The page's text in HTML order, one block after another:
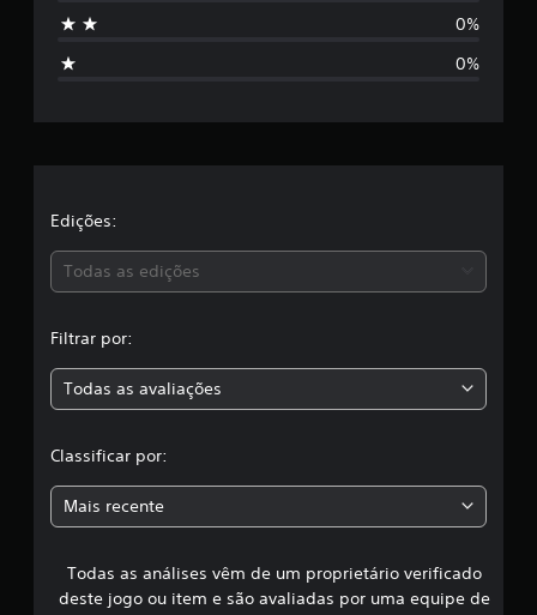
m
i
f
c
a
ç
0%
0%
Edições:
Todas as edições
Filtrar por:
Todas as avaliações
Classificar por:
Mais recente
Todas as análises vêm de um proprietário verificado
deste jogo ou item e são avaliadas por uma equipe de